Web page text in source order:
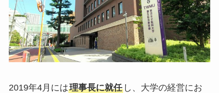
2019年4月には理事長に就任し、大学の経営にお